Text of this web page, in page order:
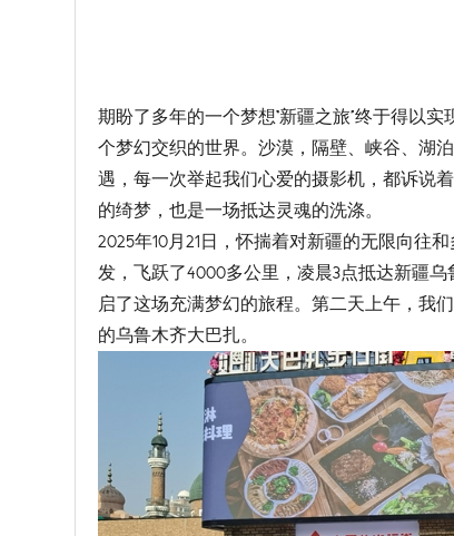
期盼了多年的一个梦想“新疆之旅”终于得以
个梦幻交织的世界。沙漠，隔壁、峡谷、湖
遇，每一次举起我们心爱的摄影机，都诉说
的绮梦，也是一场抵达灵魂的洗涤。
2025年10月21日，怀揣着对新疆的无限向往
发，飞跃了4000多公里，凌晨3点抵达新疆
启了这场充满梦幻的旅程。第二天上午，我
的乌鲁木齐大巴扎。